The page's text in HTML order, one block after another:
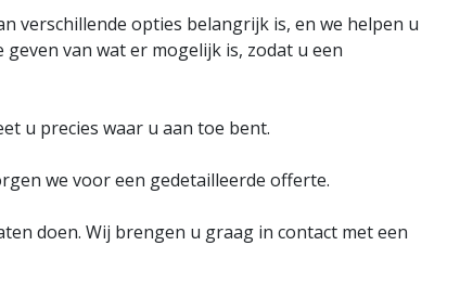
verschillende opties belangrijk is, en we helpen u
van wat er mogelijk is, zodat u een
u precies waar u aan toe bent.
we voor een gedetailleerde offerte.
doen. Wij brengen u graag in contact met een